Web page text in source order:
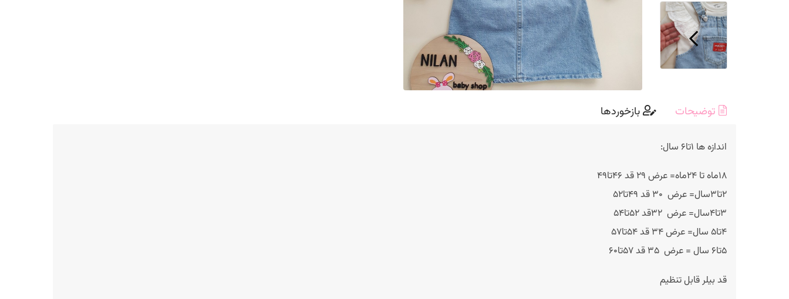
توضیحات بازخوردها
اندازه ها ۱تا۶ سال:
۱۸ماه تا ۲۴ماه= عرض ۲۹ قد ۴۶تا۴۹
۲تا۳سال= عرض ۳۰ قد ۴۹تا۵۲
۳تا۴سال= عرض ۳۲قد ۵۲تا۵۴
۴تا۵ سال= عرض ۳۴ قد ۵۴تا۵۷
۵تا۶ سال = عرض ۳۵ قد ۵۷تا۶۰
قد بیلر قابل تنظیم